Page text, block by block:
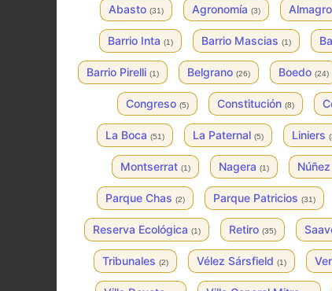
Abasto (31) Agronomía (3) Almagro
Barrio Inta (1) Barrio Mascias (1)
Barrio Pirelli (1) Belgrano (26) Boedo (24)
Congreso (5) Constitución (8)
La Boca (51) La Paternal (5) Liniers
Montserrat (1) Nagera (1) Núñez
Parque Chas (2) Parque Patricios (31)
Reserva Ecológica (1) Retiro (35)
Tribunales (2) Vélez Sársfield (1)